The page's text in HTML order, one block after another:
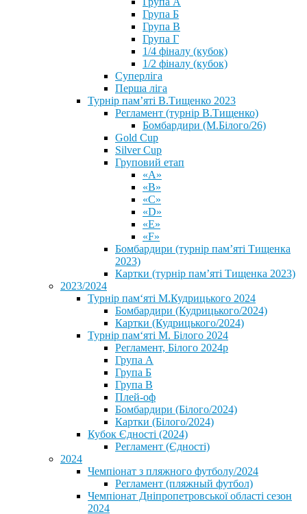
Група Б
Група В
Група Г
1/4 фіналу (кубок)
1/2 фіналу (кубок)
Суперліга
Перша ліга
Турнір пам’яті В.Тищенко 2023
Регламент (турнір В.Тищенко)
Бомбардири (М.Білого/26)
Gold Cup
Silver Cup
Груповий етап
«А»
«В»
«С»
«D»
«Е»
«F»
Бомбардири (турнір пам’яті Тищенка
2023)
Картки (турнір пам’яті Тищенка 2023)
2023/2024
⁨Турнір пам‘яті М.Кудрицького 2024
Бомбардири (Кудрицького/2024)
Картки (Кудрицького/2024)
⁨Турнір пам‘яті М. Білого 2024⁩
Регламент, Білого 2024р
Група А
Група Б
Група В
Плей-оф
Бомбардири (Білого/2024)
Картки (Білого/2024)
Кубок Єдності (2024)
Регламент (Єдності)
2024
Чемпіонат з пляжного футболу/2024
Регламент (пляжный футбол)
Чемпіонат Дніпропетровської області сезон
2024